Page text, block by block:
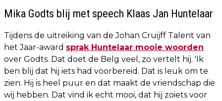
Mika Godts blij met speech Klaas Jan Huntelaar
Tijdens de uitreiking van de Johan Cruijff Talent van
het Jaar-award sprak Huntelaar mooie woorden
over Godts. Dat doet de Belg veel, zo vertelt hij. 'Ik
ben blij dat hij iets had voorbereid. Dat is leuk om te
zien. Hij is heel puur en dat maakt de vriendschap die
wij hebben. Dat vind ik echt mooi, dat hij zoiets voor